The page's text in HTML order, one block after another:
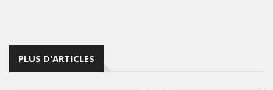
PLUS D'ARTICLES